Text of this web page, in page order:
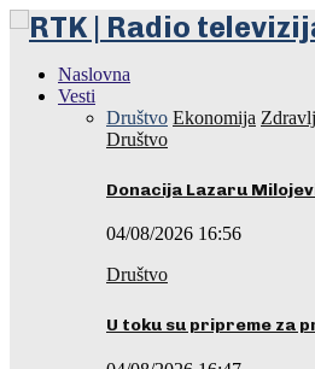
Naslovna
Vesti
Društvo Ekonomija
Društvo
Donacija Lazaru
04/08/2026 16:56
Društvo
U toku su pripreme za